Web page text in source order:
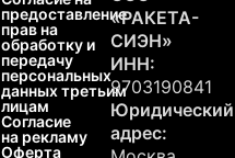
предоставление
прав на
обработку и
передачу
персональных
данных третьим
лицам
Согласие
на рекламу
Оферта
«РАКЕТА-
СИЭН»
ИНН:
9703190841
Юридический
адрес: